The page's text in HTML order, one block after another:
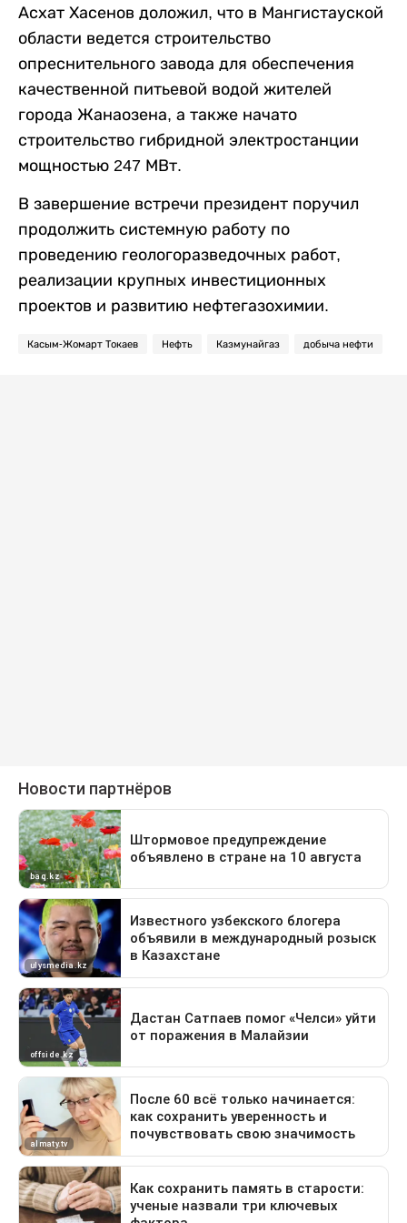
Асхат Хасенов доложил, что в Мангистауской
области ведется строительство
опреснительного завода для обеспечения
качественной питьевой водой жителей
города Жанаозена, а также начато
строительство гибридной электростанции
мощностью 247 МВт.
В завершение встречи президент поручил
продолжить системную работу по
проведению геологоразведочных работ,
реализации крупных инвестиционных
проектов и развитию нефтегазохимии.
Касым-Жомарт Токаев Нефть Казмунайгаз добыча нефти